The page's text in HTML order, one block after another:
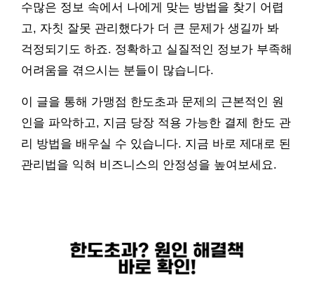
수많은 정보 속에서 나에게 맞는 방법을 찾기 어렵
고, 자칫 잘못 관리했다가 더 큰 문제가 생길까 봐
걱정되기도 하죠. 정확하고 실질적인 정보가 부족해
어려움을 겪으시는 분들이 많습니다.
이 글을 통해 가맹점 한도초과 문제의 근본적인 원
인을 파악하고, 지금 당장 적용 가능한 결제 한도 관
리 방법을 배우실 수 있습니다. 지금 바로 제대로 된
관리법을 익혀 비즈니스의 안정성을 높여보세요.